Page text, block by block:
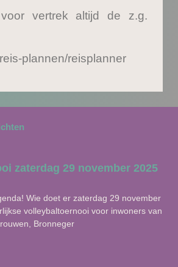
vertrek altijd de z.g.
plannen/reisplanner
zaterdag 29 november 2025
Wie doet er zaterdag 29 november
volleybaltoernooi voor inwoners van
Bronneger